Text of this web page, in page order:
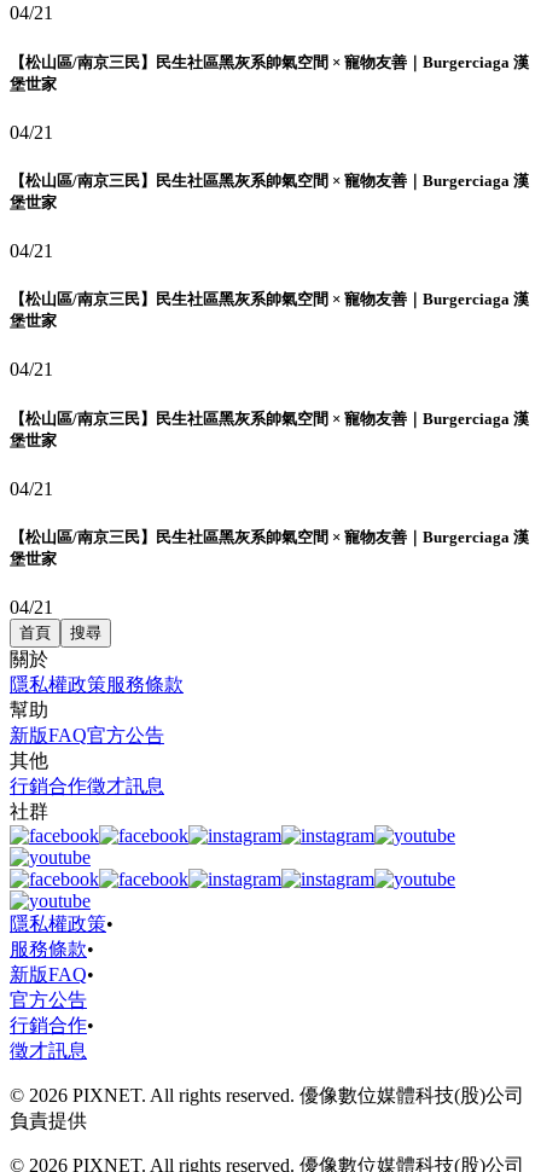
04/21
【松山區/南京三民】民生社區黑灰系帥氣空間 × 寵物友善｜Burgerciaga 漢
堡世家
04/21
【松山區/南京三民】民生社區黑灰系帥氣空間 × 寵物友善｜Burgerciaga 漢
堡世家
04/21
【松山區/南京三民】民生社區黑灰系帥氣空間 × 寵物友善｜Burgerciaga 漢
堡世家
04/21
【松山區/南京三民】民生社區黑灰系帥氣空間 × 寵物友善｜Burgerciaga 漢
堡世家
04/21
【松山區/南京三民】民生社區黑灰系帥氣空間 × 寵物友善｜Burgerciaga 漢
堡世家
04/21
首頁 搜尋
關於
隱私權政策服務條款
幫助
新版FAQ官方公告
其他
行銷合作徵才訊息
社群
隱私權政策•
服務條款•
新版FAQ•
官方公告
行銷合作•
徵才訊息
© 2026 PIXNET. All rights reserved. 優像數位媒體科技(股)公司
負責提供
© 2026 PIXNET. All rights reserved. 優像數位媒體科技(股)公司